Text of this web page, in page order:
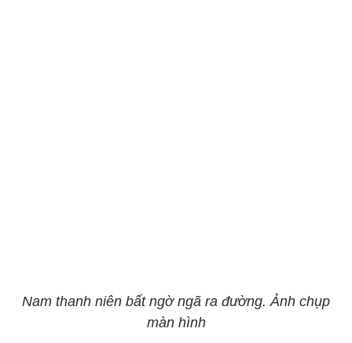
Nam thanh niên bất ngờ ngã ra đường. Ảnh chụp
màn hình